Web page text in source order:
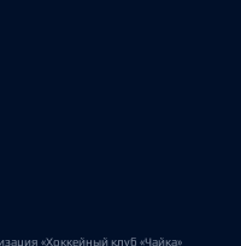
«Хоккейный клуб «Чайка»